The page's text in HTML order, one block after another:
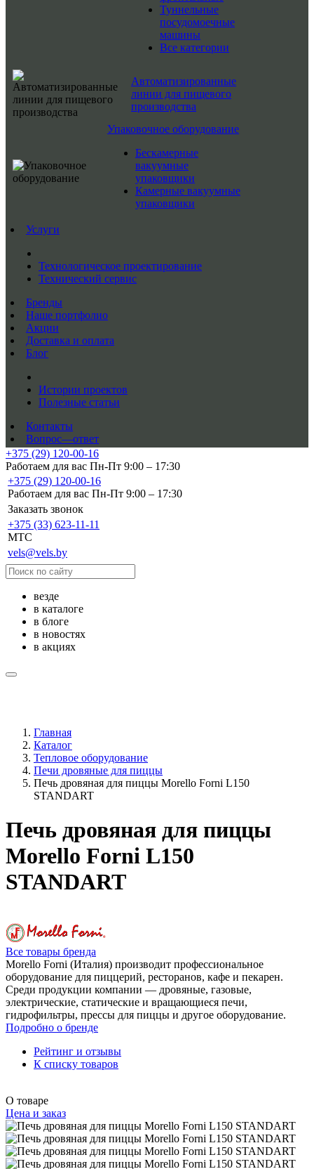
Туннельные
посудомоечные
машины
Все категории
Автоматизированные
линии для пищевого
производства
Упаковочное оборудование
Бескамерные
вакуумные
упаковщики
Камерные вакуумные
упаковщики
Услуги
Технологическое проектирование
Технический сервис
Бренды
Наше портфолио
Акции
Доставка и оплата
Блог
Истории проектов
Полезные статьи
Контакты
Вопрос—ответ
+375 (29) 120-00-16
Работаем для вас Пн-Пт 9:00 – 17:30
+375 (29) 120-00-16
Работаем для вас Пн-Пт 9:00 – 17:30
Заказать звонок
+375 (33) 623-11-11
MTC
vels@vels.by
везде
в каталоге
в блоге
в новостях
в акциях
Главная
Каталог
Тепловое оборудование
Печи дровяные для пиццы
Печь дровяная для пиццы Morello Forni L150
STANDART
Печь дровяная для пиццы
Morello Forni L150
STANDART
Все товары бренда
Morello Forni (Италия) производит профессиональное
оборудование для пиццерий, ресторанов, кафе и пекарен.
Среди продукции компании — дровяные, газовые,
электрические, статические и вращающиеся печи,
гидрофильтры, прессы для пиццы и другое оборудование.
Подробно о бренде
Рейтинг и отзывы
К списку товаров
О товаре
Цена и заказ